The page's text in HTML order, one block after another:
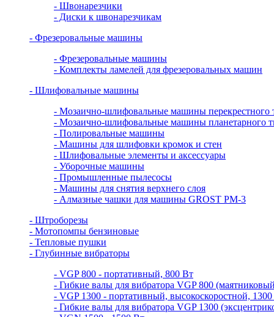
- Швонарезчики
- Диски к швонарезчикам
- Фрезеровальные машины
- Фрезеровальные машины
- Комплекты ламелей для фрезеровальных машин
- Шлифовальные машины
- Мозаично-шлифовальные машины перекрестного
- Мозаично-шлифовальные машины планетарного
- Полировальные машины
- Машины для шлифовки кромок и стен
- Шлифовальные элементы и аксессуары
- Уборочные машины
- Промышленные пылесосы
- Машины для снятия верхнего слоя
- Алмазные чашки для машины GROST PM-3
- Штроборезы
- Мотопомпы бензиновые
- Тепловые пушки
- Глубинные вибраторы
- VGP 800 - портативный, 800 Вт
- Гибкие валы для вибратора VGP 800
- VGP 1300 - портативный, высокоскоростной,
- Гибкие валы для вибратора VGP 1300